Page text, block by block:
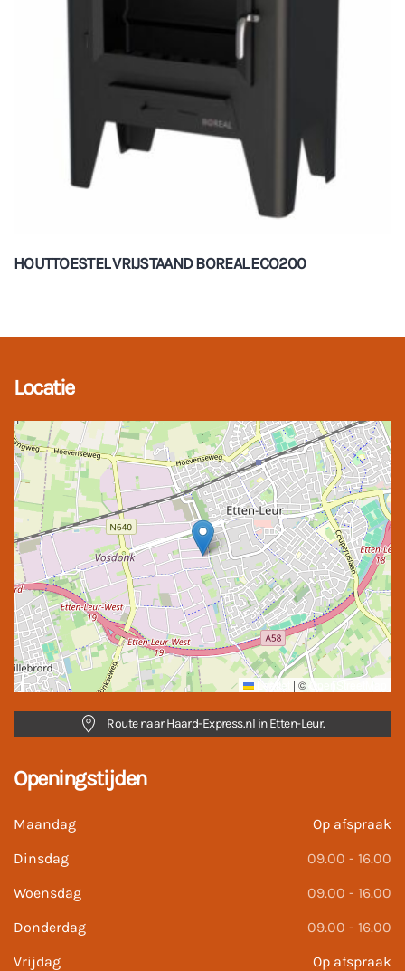
HOUTTOESTEL VRIJSTAAND BOREAL ECO200
Locatie
| ©
Route naar Haard-Express.nl in Etten-Leur.
Openingstijden
Maandag
Op afspraak
Dinsdag
09.00 - 16.00
Woensdag
09.00 - 16.00
Donderdag
09.00 - 16.00
Vrijdag
Op afspraak